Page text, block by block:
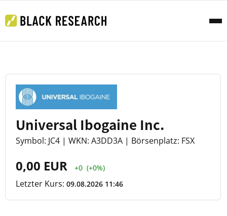
Universal Ibogaine Inc.
Symbol: JC4 | WKN: A3DD3A | Börsenplatz: FSX
0,00 EUR +0 (+0%)
Letzter Kurs: 09.08.2026 11:46